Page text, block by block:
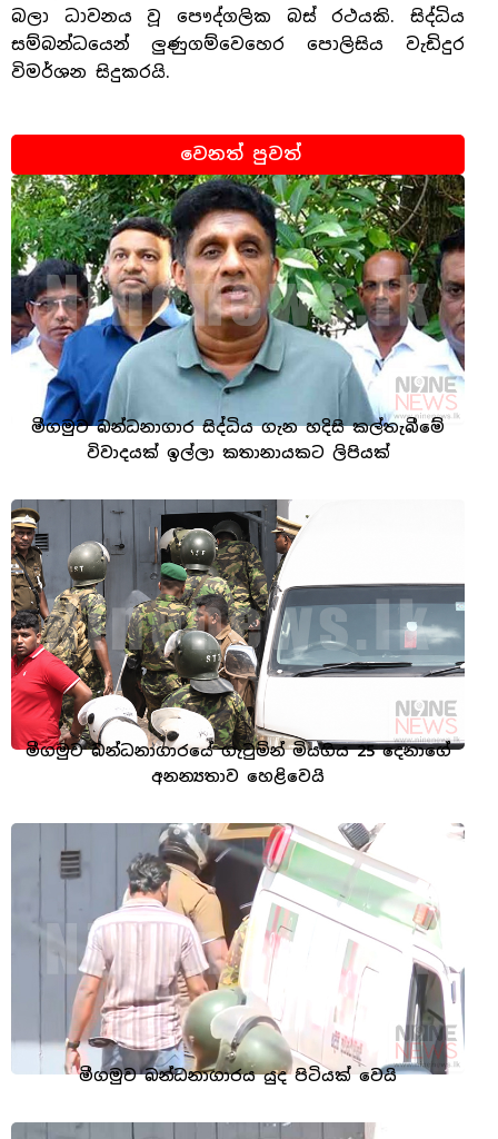
බලා ධාවනය වූ පෞද්ගලික බස් රථයකි. සිද්ධිය
සම්බන්ධයෙන් ලුණුගම්වෙහෙර පොලිසිය වැඩිදුර
විමර්ශන සිදුකරයි.
වෙනත් පුවත්
මීගමුව බන්ධනාගාර සිද්ධිය ගැන හදිසි කල්තැබීමේ
විවාදයක් ඉල්ලා කතානායකට ලිපියක්
මීගමුව බන්ධනාගාරයේ ගැටුමින් මියගිය 25 දෙනාගේ
අනන්‍යතාව හෙළිවෙයි
මීගමුව බන්ධනාගාරය යුද පිටියක් වෙයි